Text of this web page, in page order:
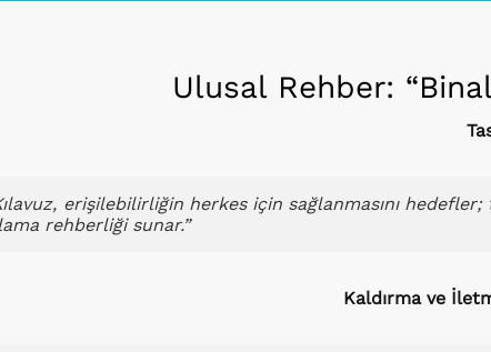
Ulusal Rehber:
erişilebilirliğin herkes için sağlanmasını
rehberliği sunar.”
Kaldırma ve